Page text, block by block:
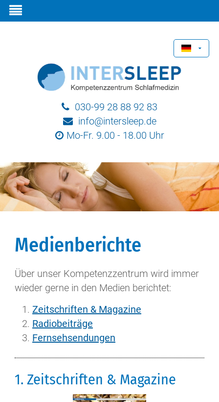
030-99 28 88 92 83
info@intersleep.de
Mo-Fr. 9.00 - 18.00 Uhr
Medienberichte
Über unser Kompetenzzentrum wird immer
wieder gerne in den Medien berichtet:
Zeitschriften & Magazine
Radiobeiträge
Fernsehsendungen
1. Zeitschriften & Magazine